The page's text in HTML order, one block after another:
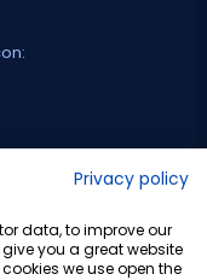
Privacy policy
data, to improve our
you a great website
we use open the